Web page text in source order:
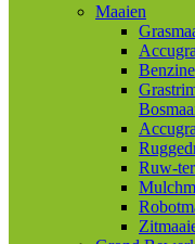
Maaien
Ruw-